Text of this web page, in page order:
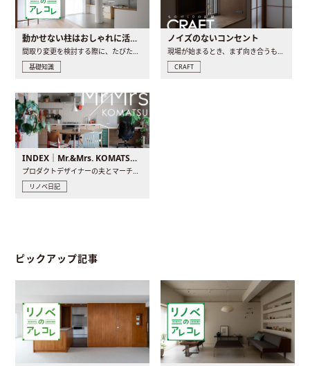
動かせない柱はおしゃれに活用！柱を魅せるリノベーション(リノベ)4選
間取り変更を検討する際に、たびたび皆さんの頭を悩ませる動か..
基礎知識
ノイズのないコンセント
現場が始まるとき、まず向き合うものの一つがコンセントです..
CRAFT
INDEX｜Mr.&Mrs. KOMATSU renovation diary
プロダクトデザイナーの夫とマーチャンダイザーの妻が、夫婦で..
リノベ日記
ピックアップ記事